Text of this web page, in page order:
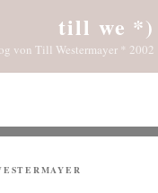
till we *)
von Till Westermayer * 2002